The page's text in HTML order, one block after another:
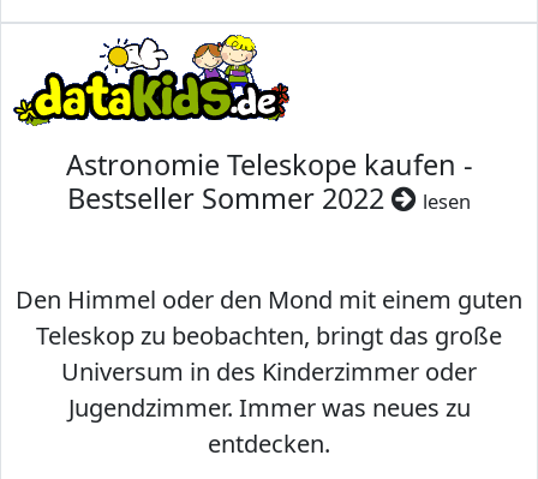
Astronomie Teleskope kaufen -
Bestseller Sommer 2022
lesen
Den Himmel oder den Mond mit einem guten
Teleskop zu beobachten, bringt das große
Universum in des Kinderzimmer oder
Jugendzimmer. Immer was neues zu
entdecken.